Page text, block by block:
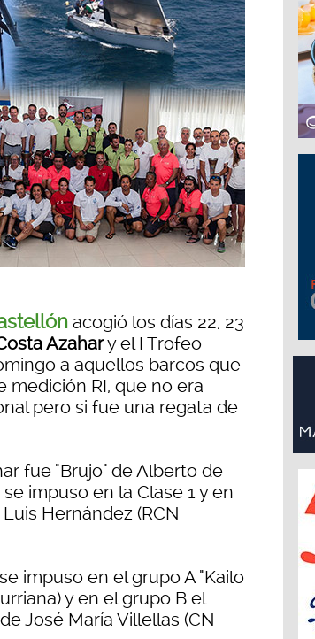
acogió los días 22, 23
Azahary el I Trofeo
a aquellos barcos que
medición RI, que no era
pero si fue una regata de
fue "Brujo" de Alberto de
impuso en la Clase 1 y en
Hernández (RCN
impuso en el grupo A "Kailo
y en el grupo B el
José María Villellas (CN